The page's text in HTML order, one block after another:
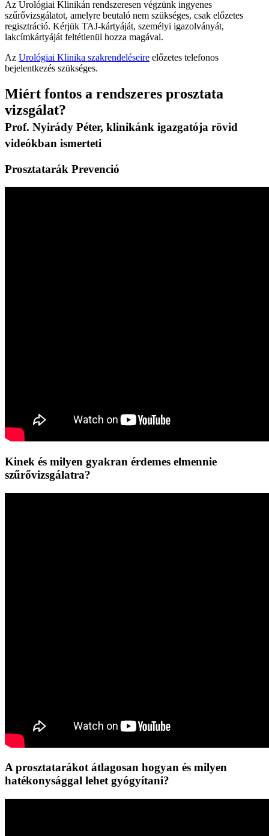
Az Urológiai Klinikán rendszeresen végzünk ingyenes
szűrővizsgálatot, amelyre beutaló nem szükséges, csak előzetes
regisztráció. Kérjük TAJ-kártyáját, személyi igazolványát,
lakcímkártyáját feltétlenül hozza magával.
Az Urológiai Klinika szakrendeléseire előzetes telefonos
bejelentkezés szükséges.
Miért fontos a rendszeres prosztata
vizsgálat?
Prof. Nyirády Péter, klinikánk igazgatója rövid
videókban ismerteti
Prosztatarák Prevenció
Kinek és milyen gyakran érdemes elmennie
szűrővizsgálatra?
A prosztatarákot átlagosan hogyan és milyen
hatékonysággal lehet gyógyítani?